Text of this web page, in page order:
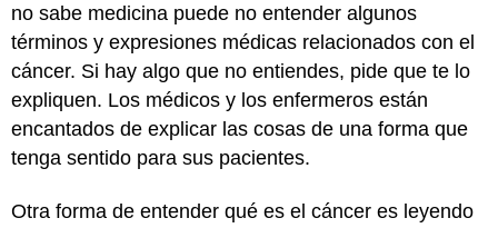
no sabe medicina puede no entender algunos
términos y expresiones médicas relacionados con el
cáncer. Si hay algo que no entiendes, pide que te lo
expliquen. Los médicos y los enfermeros están
encantados de explicar las cosas de una forma que
tenga sentido para sus pacientes.
Otra forma de entender qué es el cáncer es leyendo